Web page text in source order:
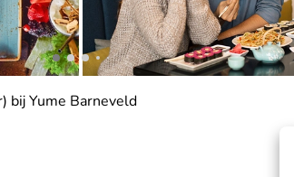
bij Yume Barneveld